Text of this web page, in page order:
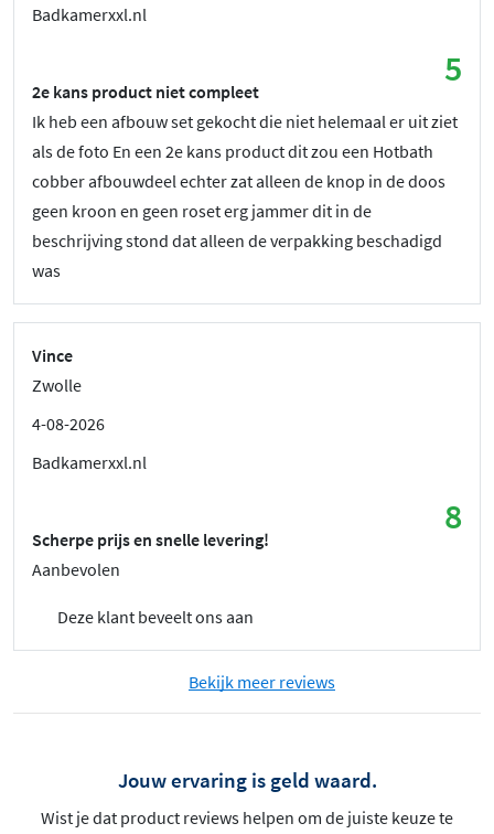
Badkamerxxl.nl
5
2e kans product niet compleet
Ik heb een afbouw set gekocht die niet helemaal er uit ziet
als de foto En een 2e kans product dit zou een Hotbath
cobber afbouwdeel echter zat alleen de knop in de doos
geen kroon en geen roset erg jammer dit in de
beschrijving stond dat alleen de verpakking beschadigd
was
Vince
Zwolle
4-08-2026
Badkamerxxl.nl
8
Scherpe prijs en snelle levering!
Aanbevolen
Deze klant beveelt ons aan
Bekijk meer reviews
Jouw ervaring is geld waard.
Wist je dat product reviews helpen om de juiste keuze te